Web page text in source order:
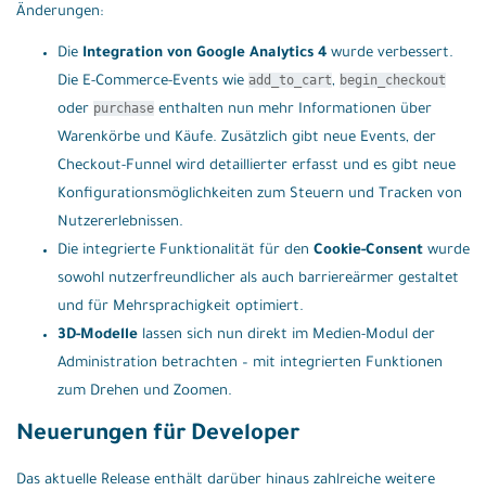
Änderungen:
Die Integration von Google Analytics 4wurde verbessert.
Die E-Commerce-Events wie add_to_cart, begin_checkout
oder purchaseenthalten nun mehr Informationen über
Warenkörbe und Käufe. Zusätzlich gibt neue Events, der
Checkout-Funnel wird detaillierter erfasst und es gibt neue
Konfigurationsmöglichkeiten zum Steuern und Tracken von
Nutzererlebnissen.
Die integrierte Funktionalität für den Cookie-Consentwurde
sowohl nutzerfreundlicher als auch barriereärmer gestaltet
und für Mehrsprachigkeit optimiert.
3D-Modellelassen sich nun direkt im Medien-Modul der
Administration betrachten – mit integrierten Funktionen
zum Drehen und Zoomen.
Neuerungen für Developer
Das aktuelle Release enthält darüber hinaus zahlreiche weitere